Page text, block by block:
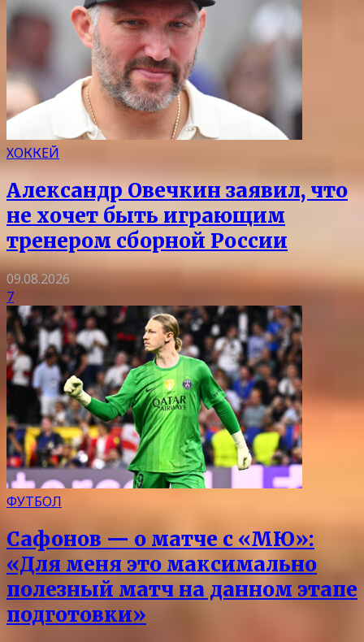
ХОККЕЙ
Александр Овечкин заявил, что
не хочет быть играющим
тренером сборной России
09.08.2026
7
ФУТБОЛ
Сафонов — о матче с «МЮ»:
«Для меня это максимально
полезный матч на данном этапе
подготовки»